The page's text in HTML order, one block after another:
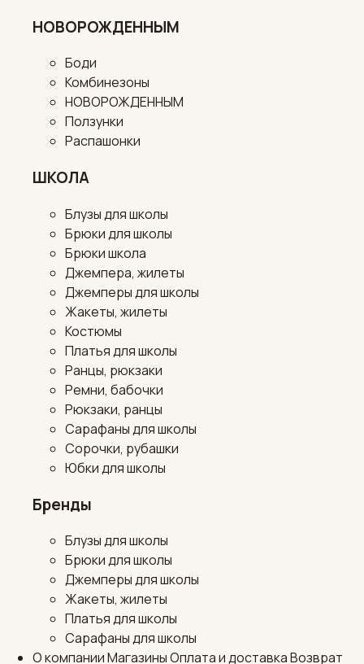
НОВОРОЖДЕННЫМ
Боди
Комбинезоны
НОВОРОЖДЕННЫМ
Ползунки
Распашонки
ШКОЛА
Блузы для школы
Брюки для школы
Брюки школа
Джемпера, жилеты
Джемперы для школы
Жакеты, жилеты
Костюмы
Платья для школы
Ранцы, рюкзаки
Ремни, бабочки
Рюкзаки, ранцы
Сарафаны для школы
Сорочки, рубашки
Юбки для школы
Бренды
Блузы для школы
Брюки для школы
Джемперы для школы
Жакеты, жилеты
Платья для школы
Сарафаны для школы
О компанииМагазиныОплата и доставкаВозврат